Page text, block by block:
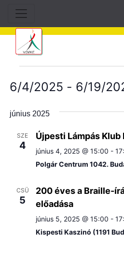
6/4/2025 - 6/19/
kiválasztása.
június 2025
SZE
4
Újpesti Lámpás Klub
június 4, 2025 @ 15:00 -
Polgár Centrum 1042.
CSÜ
5
200 éves a Braille-
előadása
június 5, 2025 @ 15:00 -
Kispesti Kaszinó (1191